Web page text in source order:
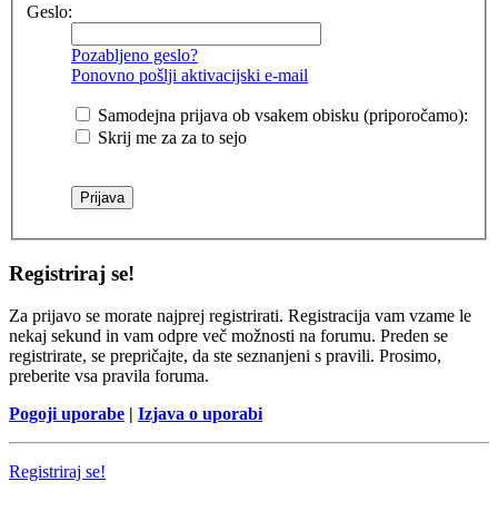
Geslo:
Pozabljeno geslo?
Ponovno pošlji aktivacijski e-mail
Samodejna prijava ob vsakem obisku (priporočamo):
Skrij me za za to sejo
Registriraj se!
Za prijavo se morate najprej registrirati. Registracija vam vzame le
nekaj sekund in vam odpre več možnosti na forumu. Preden se
registrirate, se prepričajte, da ste seznanjeni s pravili. Prosimo,
preberite vsa pravila foruma.
Pogoji uporabe | Izjava o uporabi
Registriraj se!